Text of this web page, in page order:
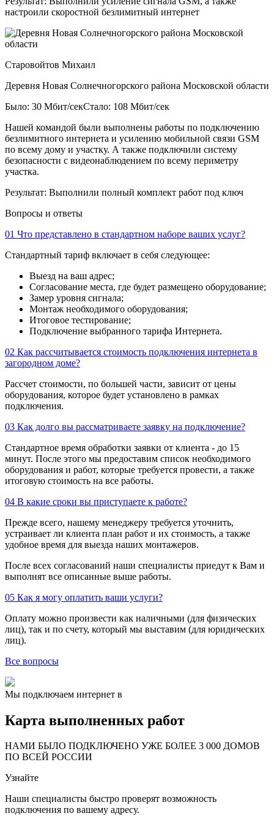
настроили скоростной безлимитный интернет
Старовойтов Михаил
Деревня Новая Солнечногорского района Московской области
Было: 30 Мбит/секСтало: 108 Мбит/сек
Нашей командой были выполнены работы по подключению
безлимитного интернета и усилению мобильной связи GSM
по всему дому и участку. А также подключили систему
безопасности с видеонаблюдением по всему периметру
участка.
Результат: Выполнили полный комплект работ под ключ
Вопросы и ответы
01 Что представлено в стандартном наборе ваших услуг?
Стандартный тариф включает в себя следующее:
Выезд на ваш адрес;
Согласование места, где будет размещено оборудование;
Замер уровня сигнала;
Монтаж необходимого оборудования;
Итоговое тестирование;
Подключение выбранного тарифа Интернета.
02 Как рассчитывается стоимость подключения интернета в
загородном доме?
Рассчет стоимости, по большей части, зависит от цены
оборудования, которое будет установлено в рамках
подключения.
03 Как долго вы рассматриваете заявку на подключение?
Стандартное время обработки заявки от клиента - до 15
минут. После этого мы предоставим список необходимого
оборудования и работ, которые требуется провести, а также
итоговую стоимость на все работы.
04 В какие сроки вы приступаете к работе?
Прежде всего, нашему менеджеру требуется уточнить,
устраивает ли клиента план работ и их стоимость, а также
удобное время для выезда наших монтажеров.
После всех согласований наши специалисты приедут к Вам и
выполнят все описанные выше работы.
05 Как я могу оплатить ваши услуги?
Оплату можно произвести как наличными (для физических
лиц), так и по счету, который мы выставим (для юридических
лиц).
Все вопросы
Мы подключаем интернет в
Карта выполненных работ
НАМИ БЫЛО ПОДКЛЮЧЕНО УЖЕ БОЛЕЕ 3 000 ДОМОВ
ПО ВСЕЙ РОССИИ
57
163
29
99
78
48
Узнайте
Наши специалисты быстро проверят возможность
подключения по вашему адресу.